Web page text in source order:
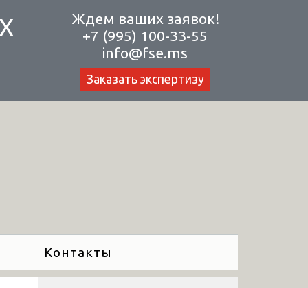
Ждем ваших заявок!
+7 (995) 100-33-55
info@fse.ms
Заказать экспертизу
Контакты